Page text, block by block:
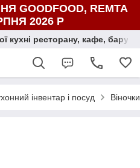
GOODFOOD, REMTA
2026 Р
кухні ресторану, кафе, бару,
інвентар і посуд